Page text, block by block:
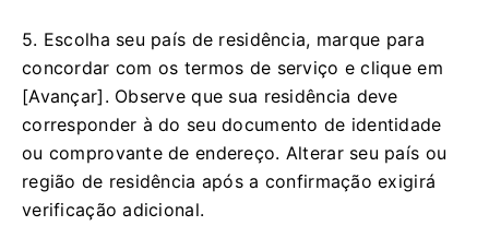
5. Escolha seu país de residência, marque para
concordar com os termos de serviço e clique em
[Avançar]. Observe que sua residência deve
corresponder à do seu documento de identidade
ou comprovante de endereço. Alterar seu país ou
região de residência após a confirmação exigirá
verificação adicional.